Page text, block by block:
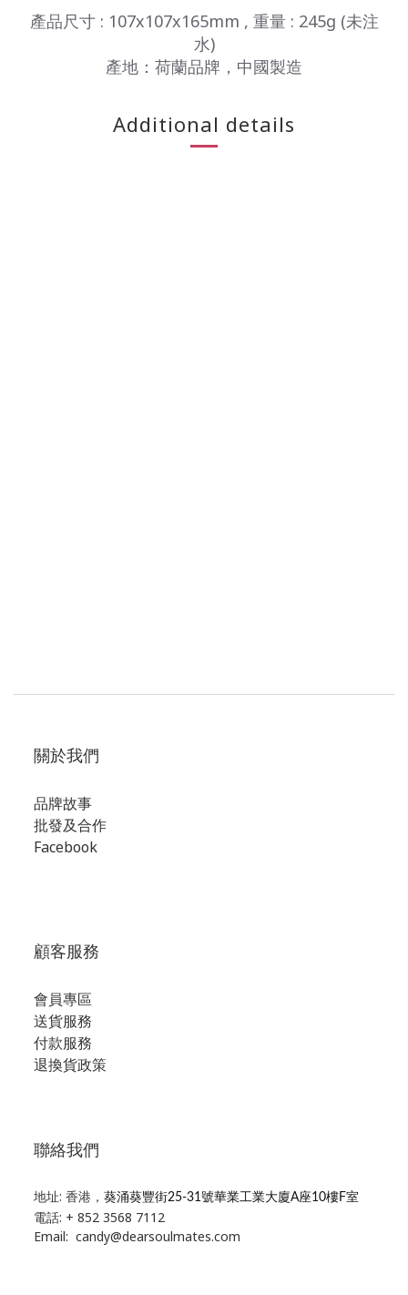
產品尺寸 : 107x107x165mm , 重量 : 245g (未注
水)
產地：荷蘭品牌，中國製造
Additional details
關於我們
品牌故事
批發及合作
Facebook
顧客服務
會員專區
送貨服務
付款服務
退換貨政策
聯絡我們
地址: 香港， 葵涌葵豐街25-31號華業工業大廈A座10樓F室
電話: + 852 3568 7112
Email: candy@dearsoulmates.com